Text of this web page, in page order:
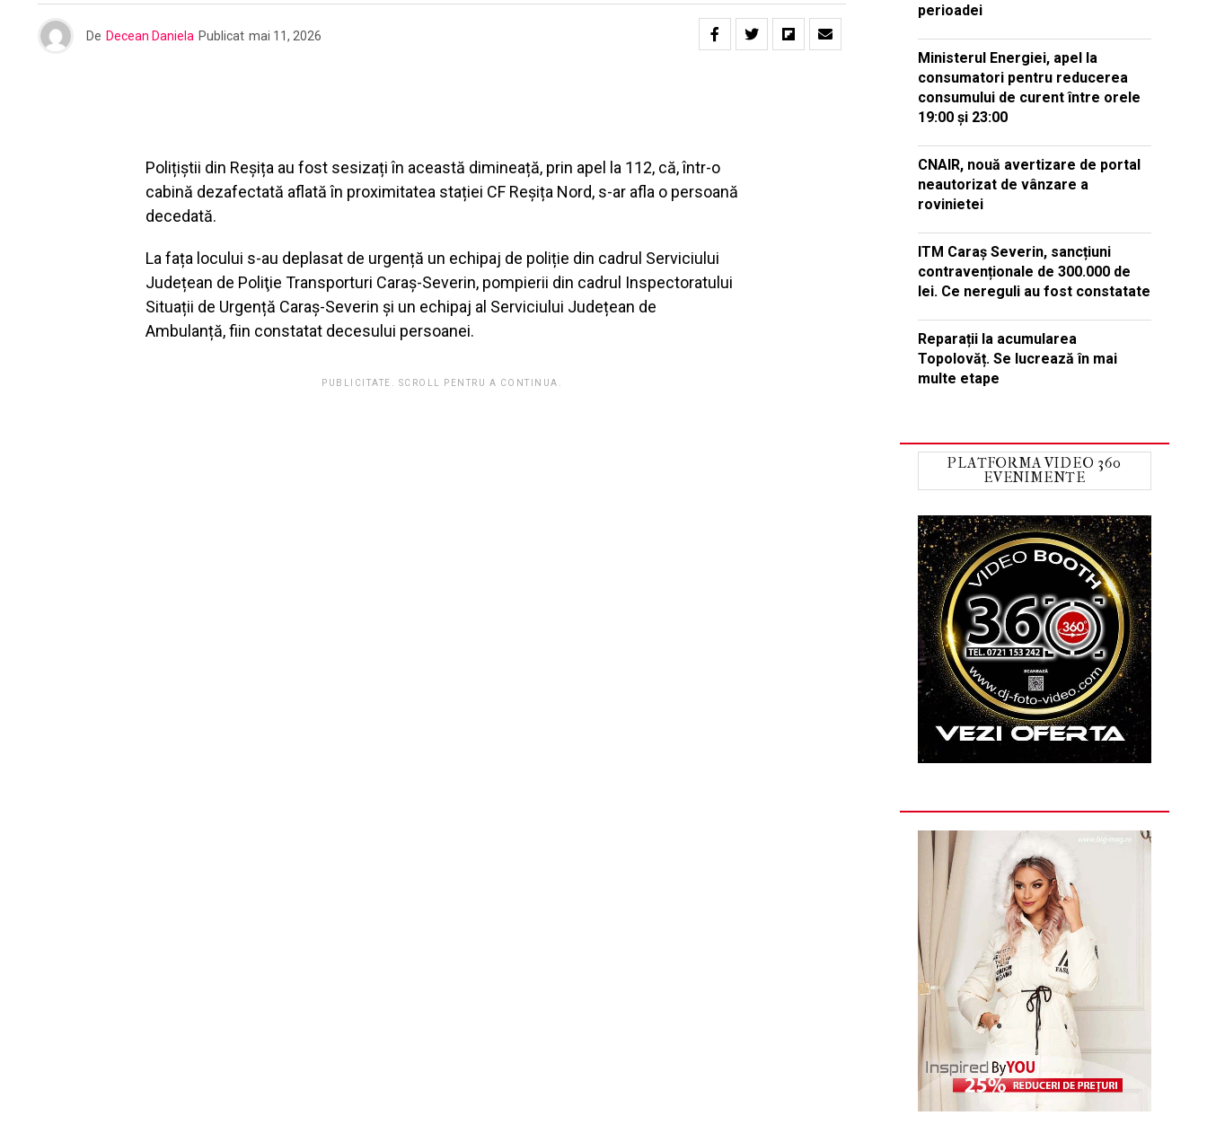
De Decean Daniela Publicat mai 11, 2026
Polițiștii din Reșița au fost sesizați în această dimineață, prin apel la 112, că, într-o
cabină dezafectată aflată în proximitatea stației CF Reșița Nord, s-ar afla o persoană
decedată.
La fața locului s-au deplasat de urgență un echipaj de poliție din cadrul Serviciului
Județean de Poliţie Transporturi Caraș-Severin, pompierii din cadrul Inspectoratului
Situații de Urgență Caraș-Severin și un echipaj al Serviciului Județean de
Ambulanță, fiin constatat decesului persoanei.
PUBLICITATE. SCROLL PENTRU A CONTINUA.
perioadei
Ministerul Energiei, apel la
consumatori pentru reducerea
consumului de curent între orele
19:00 și 23:00
CNAIR, nouă avertizare de portal
neautorizat de vânzare a
rovinietei
ITM Caraș Severin, sancțiuni
contravenționale de 300.000 de
lei. Ce nereguli au fost constatate
Reparații la acumularea
Topolovăț. Se lucrează în mai
multe etape
PLATFORMA VIDEO 360
EVENIMENTE